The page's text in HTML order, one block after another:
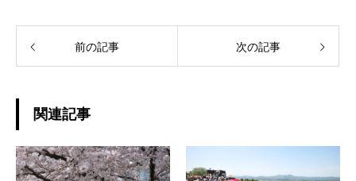
前の記事 次の記事
関連記事